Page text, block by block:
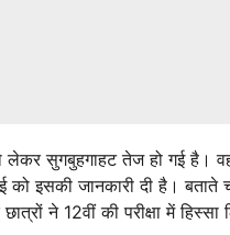
सुगबुहगाहट तेज हो गई है। वहीं
को इसकी जानकारी दी है।
ने 12वीं की परीक्षा में हिस्सा